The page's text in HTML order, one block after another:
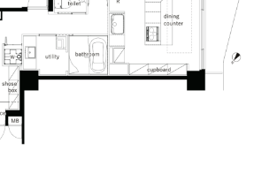
に囲むようにぐるりと収納が配
大型調理器具から細かなカトラリ
棚いらずでスマートに収まりそう
は坂の中腹。LDKは半地下のた
控えめに感じました。天候によっ